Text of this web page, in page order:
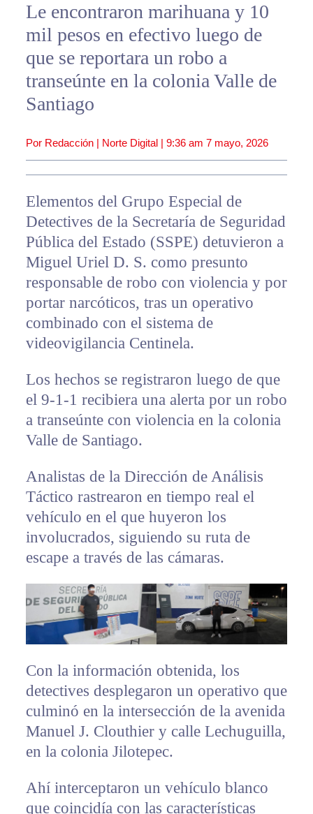
Le encontraron marihuana y 10
mil pesos en efectivo luego de
que se reportara un robo a
transeúnte en la colonia Valle de
Santiago
Por Redacción | Norte Digital | 9:36 am 7 mayo, 2026
Elementos del Grupo Especial de
Detectives de la Secretaría de Seguridad
Pública del Estado (SSPE) detuvieron a
Miguel Uriel D. S. como presunto
responsable de robo con violencia y por
portar narcóticos, tras un operativo
combinado con el sistema de
videovigilancia Centinela.
Los hechos se registraron luego de que
el 9-1-1 recibiera una alerta por un robo
a transeúnte con violencia en la colonia
Valle de Santiago.
Analistas de la Dirección de Análisis
Táctico rastrearon en tiempo real el
vehículo en el que huyeron los
involucrados, siguiendo su ruta de
escape a través de las cámaras.
Con la información obtenida, los
detectives desplegaron un operativo que
culminó en la intersección de la avenida
Manuel J. Clouthier y calle Lechuguilla,
en la colonia Jilotepec.
Ahí interceptaron un vehículo blanco
que coincidía con las características